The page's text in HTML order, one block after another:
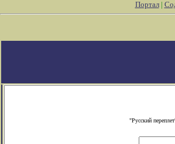
Портал|
"Русский